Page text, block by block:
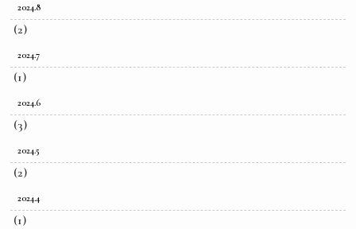
2024.8
(2)
2024.7
(1)
2024.6
(3)
2024.5
(2)
2024.4
(1)